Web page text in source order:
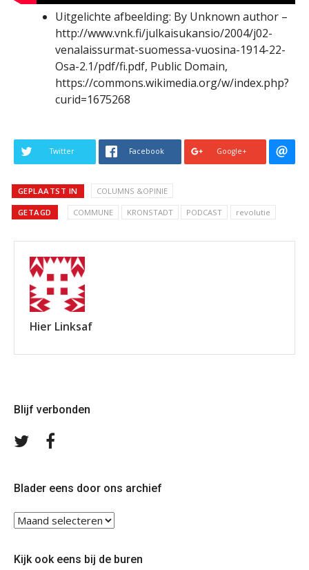
Uitgelichte afbeelding: By Unknown author –
http://www.vnk.fi/julkaisukansio/2004/j02-
venalaissurmat-suomessa-vuosina-1914-22-
Osa-2.1/pdf/fi.pdf, Public Domain,
https://commons.wikimedia.org/w/index.php?
curid=1675268
Twitter Facebook Google+
GEPLAATST IN COLUMNS &OPINIE
GETAGD COMMUNE KRONSTADT PODCAST revolutie
Hier Linksaf
Blijf verbonden
Volg
Blader eens door ons archief
Blader
eens
ons
Kijk ook eens bij de buren